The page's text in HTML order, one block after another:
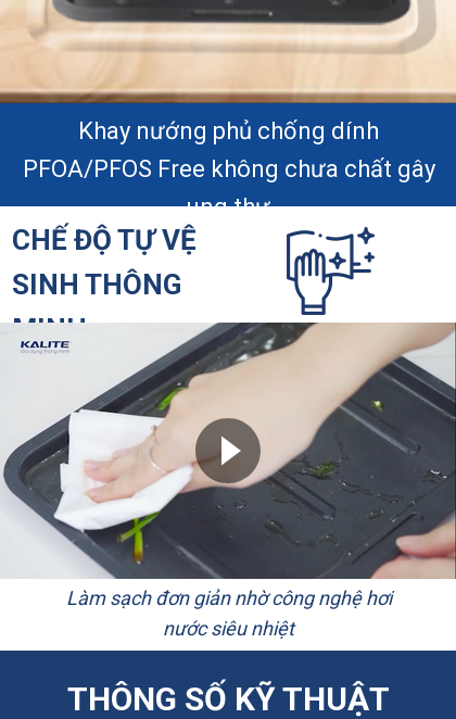
Khay nướng phủ chống dính
PFOA/PFOS Free không chưa chất gây
ung thư
CHẾ ĐỘ TỰ VỆ
SINH THÔNG
MINH
Làm sạch đơn giản nhờ công nghệ hơi
nước siêu nhiệt
THÔNG SỐ KỸ THUẬT